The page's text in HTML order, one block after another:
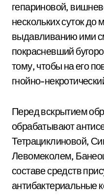
гепариновой,
нескольких суток до
выдавливанию ими
покрасневший
тому, чтобы на его
гнойно-
Перед вскрытием
обрабатывают
Тетрациклиновой,
Левомеколем,
составе средств
антибактериальные